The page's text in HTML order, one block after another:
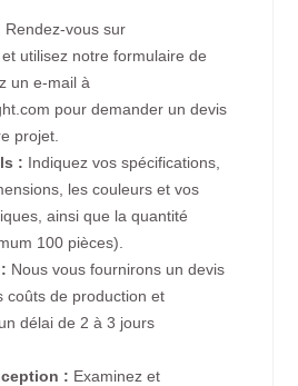
Rendez-vous sur
utilisez notre formulaire de
un e-mail à
pour demander un devis
projet.
: Indiquez vos spécifications,
les couleurs et vos
ainsi que la quantité
100 pièces).
Nous vous fournirons un devis
coûts de production et
délai de 2 à 3 jours
: Examinez et